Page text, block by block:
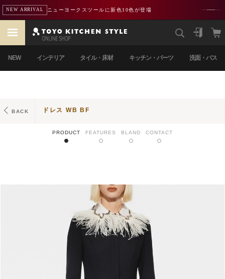
NEW ARRIVAL ニューヨークスツールに新色10色が登場
NEW インテリア タイル・床材 キッチン・パーツ 洗面・バス
BACK ドレス WB BF
PRODUCT FEATURES BLAND CONTACT